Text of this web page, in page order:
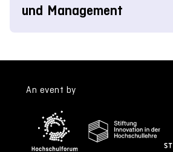
und Management
An event by